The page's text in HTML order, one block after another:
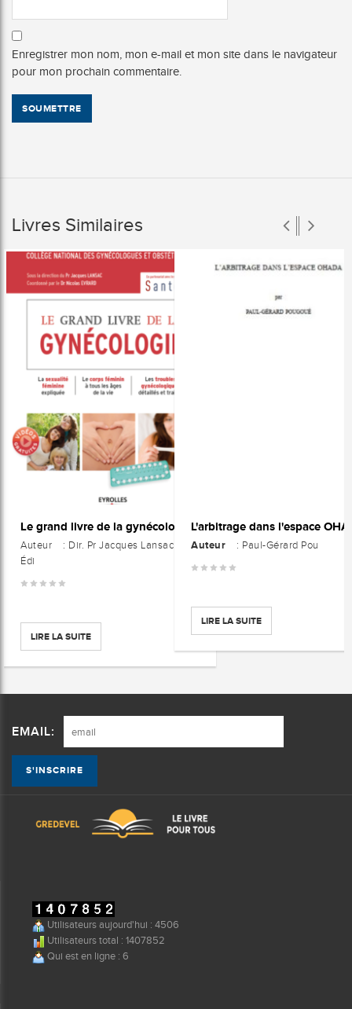
Enregistrer mon nom, mon e-mail et mon site dans le navigateur
pour mon prochain commentaire.
Livres Similaires
Le grand livre de la gynécologie
Auteur : Dir. Pr Jacques Lansac
Édi
LIRE LA SUITE
L'arbitrage dans l'espace
Auteur : Paul-Gérard Pou
LIRE LA SUITE
EMAIL:
Utilisateurs aujourd'hui : 4506
Utilisateurs total : 1407852
Qui est en ligne : 6